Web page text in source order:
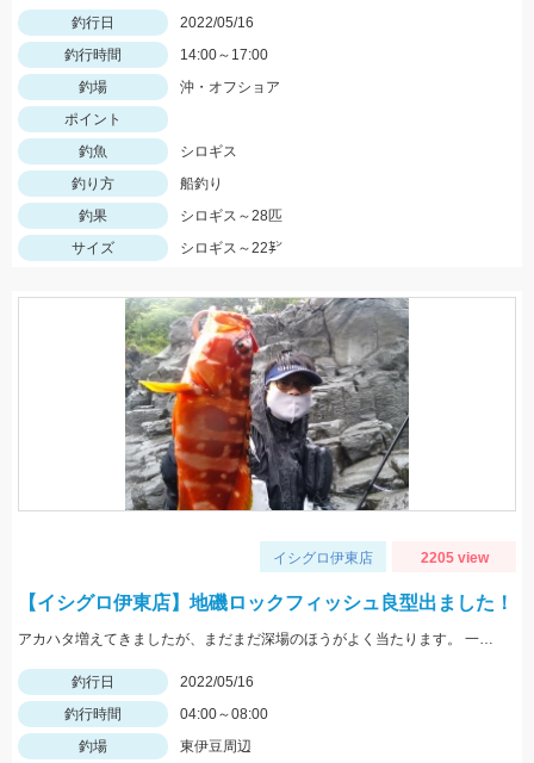
釣行日
2022/05/16
釣行時間
14:00～17:00
釣場
沖・オフショア
ポイント
釣魚
シロギス
釣り方
船釣り
釣果
シロギス～28匹
サイズ
シロギス～22㌢
イシグロ伊東店 2205 view
【イシグロ伊東店】地磯ロックフィッシュ良型出ました！
アカハタ増えてきましたが、まだまだ深場のほうがよく当たります。 一誠ジャコバグ3.2インチのテキサスリグでヒット。
釣行日
2022/05/16
釣行時間
04:00～08:00
釣場
東伊豆周辺